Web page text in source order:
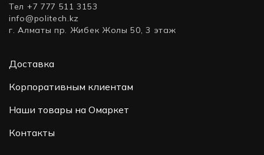
Тел +7 777 511 3153
info@politech.kz
г. Алматы пр. Жибек Жолы 50, 3 этаж
Доставка
Корпоративным клиентам
Наши товары на Омаркет
Контакты